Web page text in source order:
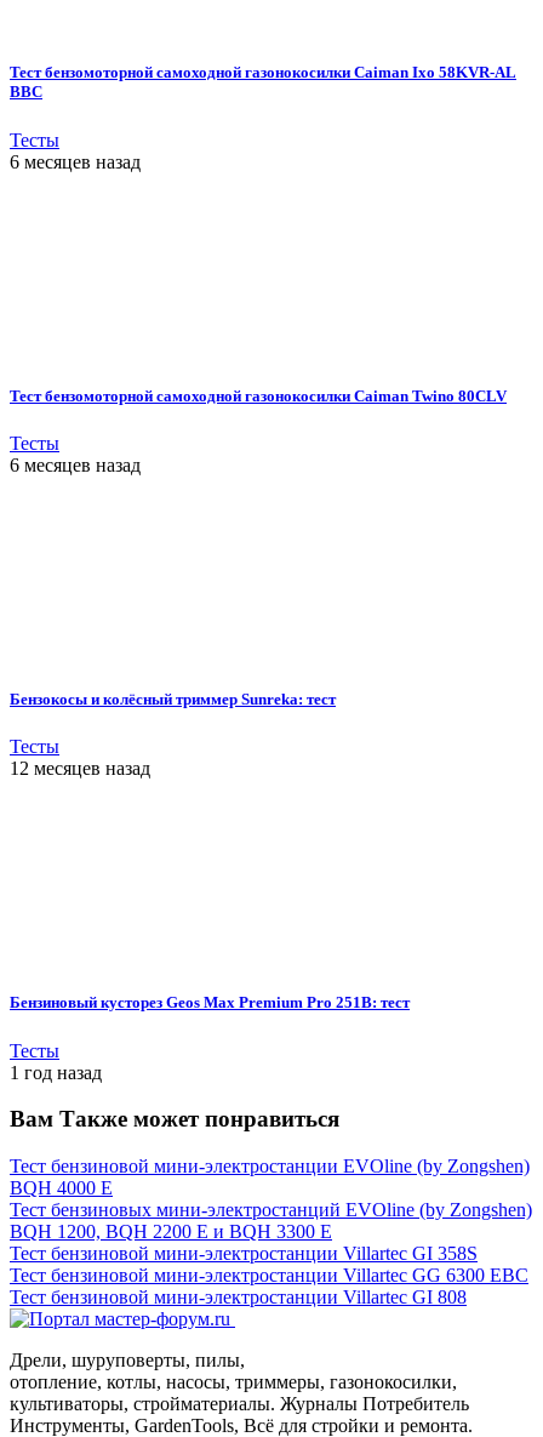
Тест бензомоторной самоходной газонокосилки Caiman Ixo 58KVR-AL
BBC
Тесты
6 месяцев назад
Тест бензомоторной самоходной газонокосилки Caiman Twino 80CLV
Тесты
6 месяцев назад
Бензокосы и колёсный триммер Sunreka: тест
Тесты
12 месяцев назад
Бензиновый кусторез Geos Max Premium Pro 251B: тест
Тесты
1 год назад
Вам Также может понравиться
Тест бензиновой мини-электростанции EVOline (by Zongshen)
BQH 4000 E
Тест бензиновых мини-электростанций EVOline (by Zongshen)
BQH 1200, BQH 2200 E и BQH 3300 E
Тест бензиновой мини-электростанции Villartec GI 358S
Тест бензиновой мини-электростанции Villartec GG 6300 EBC
Тест бензиновой мини-электростанции Villartec GI 808
Дрели, шуруповерты, пилы,
отопление, котлы, насосы, триммеры, газонокосилки,
культиваторы, стройматериалы. Журналы Потребитель
Инструменты, GardenTools, Всё для стройки и ремонта.